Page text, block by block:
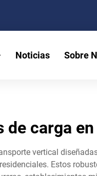
Noticias Sobre
de carga
vertical
Estos